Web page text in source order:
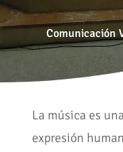
Comunicación
La música es
expresión